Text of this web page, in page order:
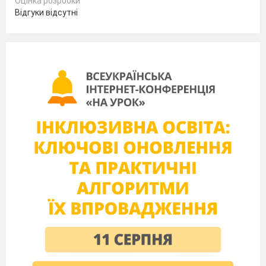
Making our spirits bright
Dear pupils, teachers and parents. Today is the
of December. On this day English people
celebrate Christmas. It’s a happy holiday for
day we wish you to be happy, healthy and
wealthy.
Some weeks before Christmas English people
are busy. They sent greeting cards to all their
cards or you can make them. Many children
make their cards at school.
People buy a Christmas tree and decorate it
with toys, coloured balls and little bright
lights. We also have a beautiful Christmas tree
Відгуки відсутні